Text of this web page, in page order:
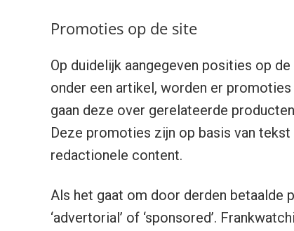
Promoties op de site
Op duidelijk aangegeven posities op
onder een artikel, worden er
gaan deze over gerelateerde
Deze promoties zijn op basis van
redactionele content.
Als het gaat om door derden betaalde
‘advertorial’ of ‘sponsored’.